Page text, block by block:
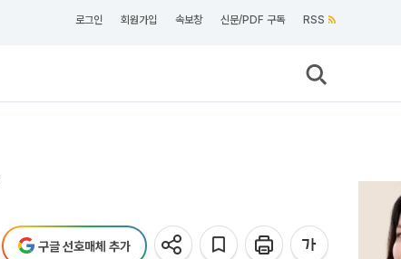
로그인 회원가입 속보창 신문/PDF 구독 RSS
구글 선호매체 추가